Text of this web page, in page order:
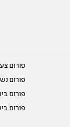
פורום
פורום
פורום
פורום